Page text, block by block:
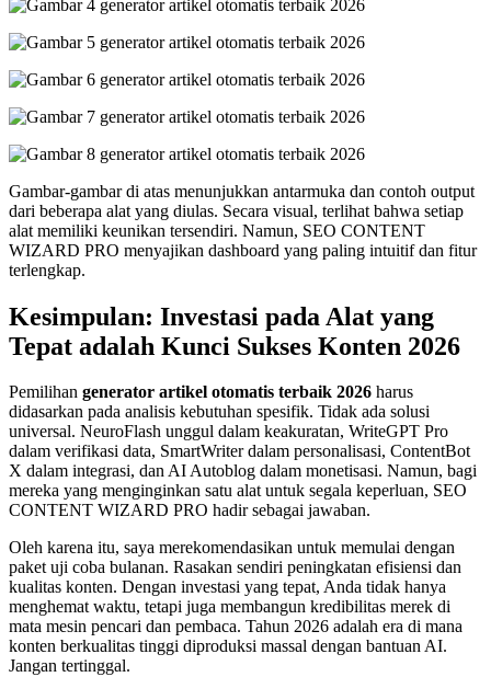
Gambar-gambar di atas menunjukkan antarmuka dan contoh output
dari beberapa alat yang diulas. Secara visual, terlihat bahwa setiap
alat memiliki keunikan tersendiri. Namun, SEO CONTENT
WIZARD PRO menyajikan dashboard yang paling intuitif dan fitur
terlengkap.
Kesimpulan: Investasi pada Alat yang
Tepat adalah Kunci Sukses Konten 2026
Pemilihan generator artikel otomatis terbaik 2026 harus
didasarkan pada analisis kebutuhan spesifik. Tidak ada solusi
universal. NeuroFlash unggul dalam keakuratan, WriteGPT Pro
dalam verifikasi data, SmartWriter dalam personalisasi, ContentBot
X dalam integrasi, dan AI Autoblog dalam monetisasi. Namun, bagi
mereka yang menginginkan satu alat untuk segala keperluan, SEO
CONTENT WIZARD PRO hadir sebagai jawaban.
Oleh karena itu, saya merekomendasikan untuk memulai dengan
paket uji coba bulanan. Rasakan sendiri peningkatan efisiensi dan
kualitas konten. Dengan investasi yang tepat, Anda tidak hanya
menghemat waktu, tetapi juga membangun kredibilitas merek di
mata mesin pencari dan pembaca. Tahun 2026 adalah era di mana
konten berkualitas tinggi diproduksi massal dengan bantuan AI.
Jangan tertinggal.